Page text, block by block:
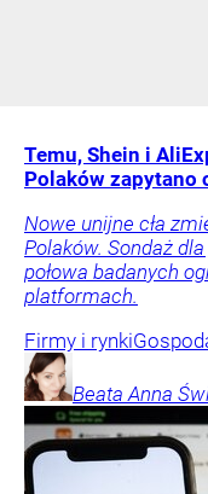
Temu, Shein i
Polaków zapytano
Nowe unijne cła
Polaków. Sondaż
połowa badanych
platformach.
Firmy i rynki
Beata Anna